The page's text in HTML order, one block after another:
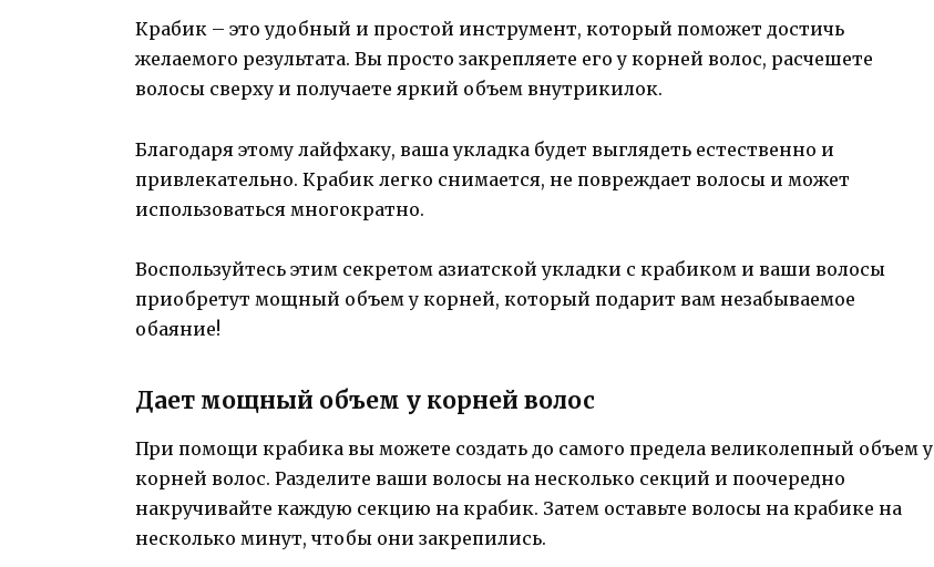
Крабик – это удобный и простой инструмент, который поможет достичь
желаемого результата. Вы просто закрепляете его у корней волос, расчешете
волосы сверху и получаете яркий объем внутрикилок.
Благодаря этому лайфхаку, ваша укладка будет выглядеть естественно и
привлекательно. Крабик легко снимается, не повреждает волосы и может
использоваться многократно.
Воспользуйтесь этим секретом азиатской укладки с крабиком и ваши волосы
приобретут мощный объем у корней, который подарит вам незабываемое
обаяние!
Дает мощный объем у корней волос
При помощи крабика вы можете создать до самого предела великолепный объем у
корней волос. Разделите ваши волосы на несколько секций и поочередно
накручивайте каждую секцию на крабик. Затем оставьте волосы на крабике на
несколько минут, чтобы они закрепились.